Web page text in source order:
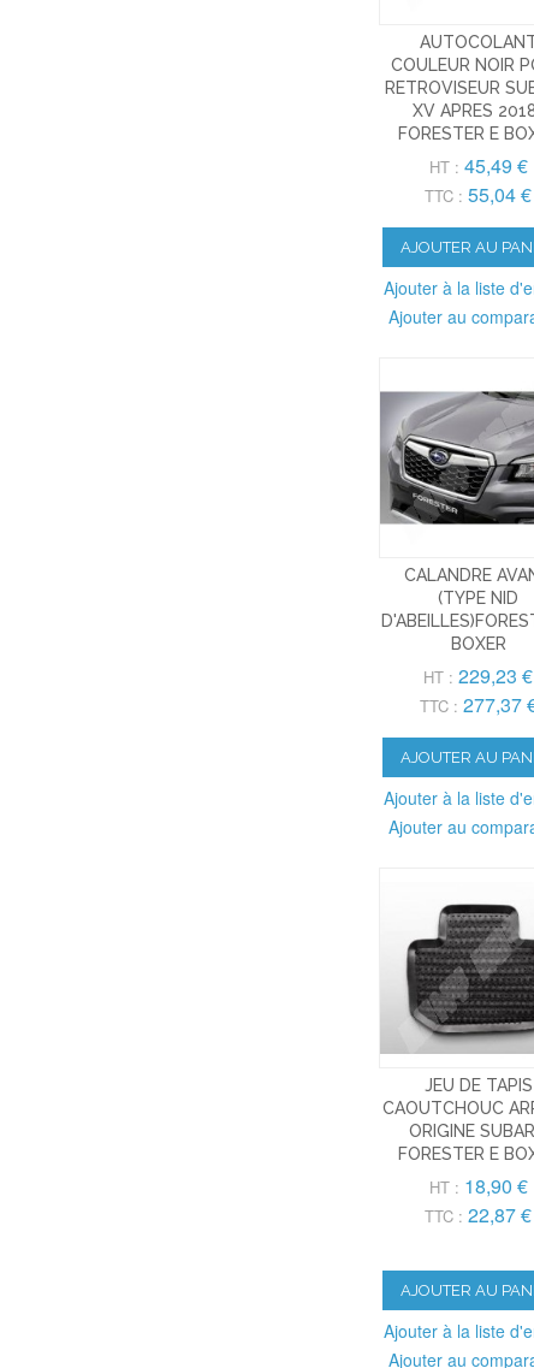
COULEUR NOIR
RETROVISEUR
XV APRES
FORESTER E
HT : 45,49 €
TTC : 55,04 €
AJOUTER AU
Ajouter à la liste
Ajouter au
CALANDRE
(TYPE NID
BOXER
HT : 229,23 €
TTC : 277,37
AJOUTER AU
Ajouter à la liste
Ajouter au
JEU DE TAPIS
CAOUTCHOUC
ORIGINE
FORESTER E
HT : 18,90 €
TTC : 22,87 €
AJOUTER AU
Ajouter à la liste
Ajouter au